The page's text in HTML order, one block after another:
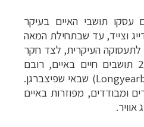
תושבי האיים בעיקר
דייג וצייד, עד שבתחילת המאה
לתעסוקה העיקרית, לצד חקר
הקוטב ותיירות. כ- 2,400 תושבים חיים באיים, רובם
) שבאי שפיצברגן.
ומבודדים, מפוזרות באיים